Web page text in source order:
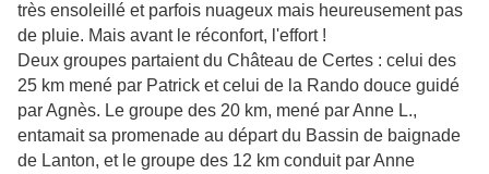
très ensoleillé et parfois nuageux mais heureusement pas
de pluie. Mais avant le réconfort, l'effort !
Deux groupes partaient du Château de Certes : celui des
25 km mené par Patrick et celui de la Rando douce guidé
par Agnès. Le groupe des 20 km, mené par Anne L.,
entamait sa promenade au départ du Bassin de baignade
de Lanton, et l e groupe des 12 km conduit par Anne